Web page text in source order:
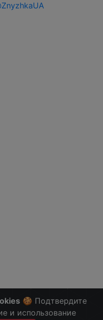
🍪 Подтвердите
и использование